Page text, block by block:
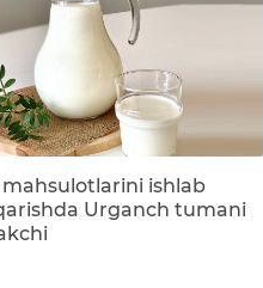
idoraviy
amalga
Ochiq
Davlat
ishlab
Urganch tumani